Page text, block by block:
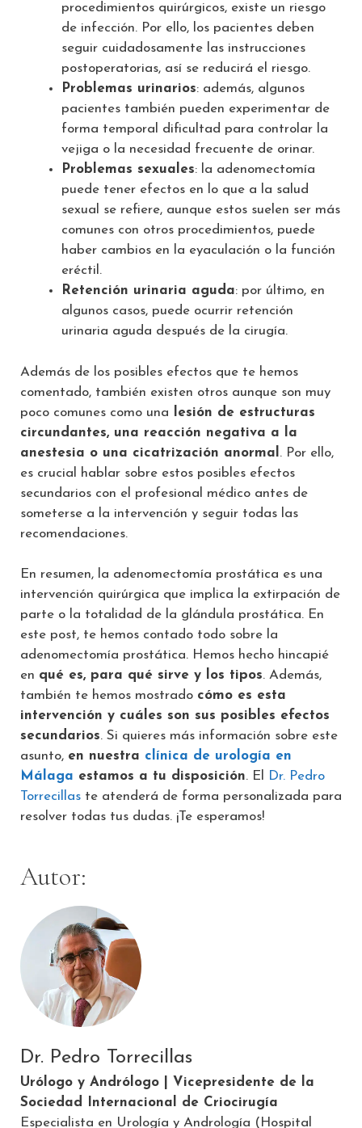
procedimientos quirúrgicos, existe un riesgo
de infección. Por ello, los pacientes deben
seguir cuidadosamente las instrucciones
postoperatorias, así se reducirá el riesgo.
Problemas urinarios: además, algunos
pacientes también pueden experimentar de
forma temporal dificultad para controlar la
vejiga o la necesidad frecuente de orinar.
Problemas sexuales: la adenomectomía
puede tener efectos en lo que a la salud
sexual se refiere, aunque estos suelen ser más
comunes con otros procedimientos, puede
haber cambios en la eyaculación o la función
eréctil.
Retención urinaria aguda: por último, en
algunos casos, puede ocurrir retención
urinaria aguda después de la cirugía.
Además de los posibles efectos que te hemos
comentado, también existen otros aunque son muy
poco comunes como una lesión de estructuras
circundantes, una reacción negativa a la
anestesia o una cicatrización anormal . Por ello,
es crucial hablar sobre estos posibles efectos
secundarios con el profesional médico antes de
someterse a la intervención y seguir todas las
recomendaciones.
En resumen, la adenomectomía prostática es una
intervención quirúrgica que implica la extirpación de
parte o la totalidad de la glándula prostática. En
este post, te hemos contado todo sobre la
adenomectomía prostática. Hemos hecho hincapié
en qué es, para qué sirve y los tipos. Además,
también te hemos mostrado cómo es esta
intervención y cuáles son sus posibles efectos
secundarios. Si quieres más información sobre este
asunto, en nuestra clínica de urología en
Málaga estamos a tu disposición. El Dr. Pedro
Torrecillas te atenderá de forma personalizada para
resolver todas tus dudas. ¡Te esperamos!
Autor:
Dr. Pedro Torrecillas
Urólogo y Andrólogo | Vicepresidente de la
Sociedad Internacional de Criocirugía
Especialista en Urología y Andrología (Hospital